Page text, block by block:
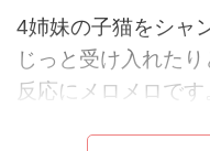
4姉妹の子猫をシャ
じっと受け入れた
反応にメロメロです